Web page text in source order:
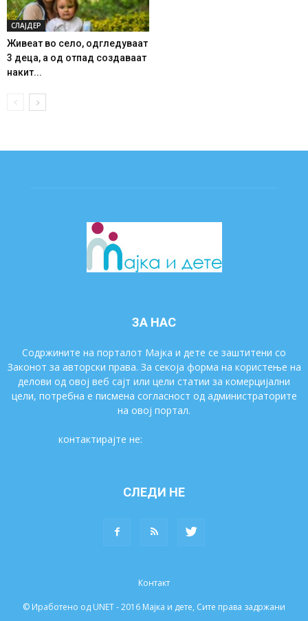
СЛАЈДЕР
Живеат во село, одгледуваат
3 деца, а од отпад создаваат
накит...
ЗА НАС
Содржините на порталот Мајка и дете се заштитени со
Законот за авторски права. За секоја форма на користење на
делови од овој веб сајт или цели статии за комерцијални
цели, потребна е писмена согласност од администраторите
на овој портал.
контактирајте не:
СЛЕДИ НЕ
Контакт
© Иработено од UNET - 2016 Мајка и дете, Сите права задржани